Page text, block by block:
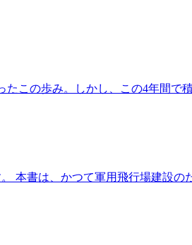
たこの歩み。しかし、この4年間で
本書は、かつて軍用飛行場建設